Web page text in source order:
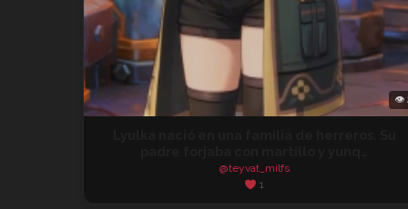
👁
@teyvat_milfs
1